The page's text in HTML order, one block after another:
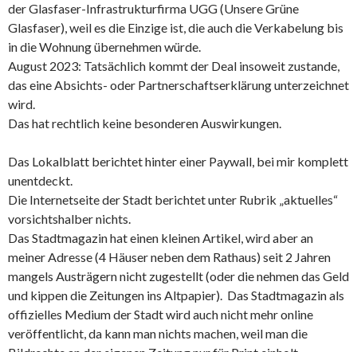
der Glasfaser-Infrastrukturfirma UGG (Unsere Grüne
Glasfaser), weil es die Einzige ist, die auch die Verkabelung bis
in die Wohnung übernehmen würde.
August 2023: Tatsächlich kommt der Deal insoweit zustande,
das eine Absichts- oder Partnerschaftserklärung unterzeichnet
wird.
Das hat rechtlich keine besonderen Auswirkungen.
Das Lokalblatt berichtet hinter einer Paywall, bei mir komplett
unentdeckt.
Die Internetseite der Stadt berichtet unter Rubrik „aktuelles“
vorsichtshalber nichts.
Das Stadtmagazin hat einen kleinen Artikel, wird aber an
meiner Adresse (4 Häuser neben dem Rathaus) seit 2 Jahren
mangels Austrägern nicht zugestellt (oder die nehmen das Geld
und kippen die Zeitungen ins Altpapier). Das Stadtmagazin als
offizielles Medium der Stadt wird auch nicht mehr online
veröffentlicht, da kann man nichts machen, weil man die